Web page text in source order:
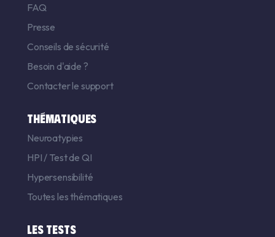
FAQ
Presse
Conseils de sécurité
Besoin d'aide ?
Contacter le support
THÉMATIQUES
Neuroatypies
HPI / Test de QI
Hypersensibilité
Toutes les thématiques
LES TESTS